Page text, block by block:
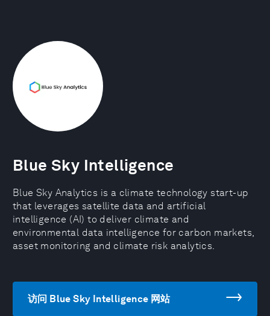
Blue Sky Intelligence
Blue Sky Analytics is a climate technology start-up
that leverages satellite data and artificial
intelligence (AI) to deliver climate and
environmental data intelligence for carbon markets,
asset monitoring and climate risk analytics.
访问 Blue Sky Intelligence 网站